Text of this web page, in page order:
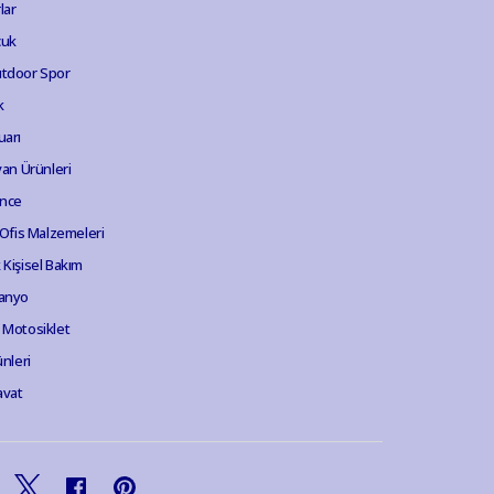
Spor
Ürünleri
Malzemeleri
Bakım